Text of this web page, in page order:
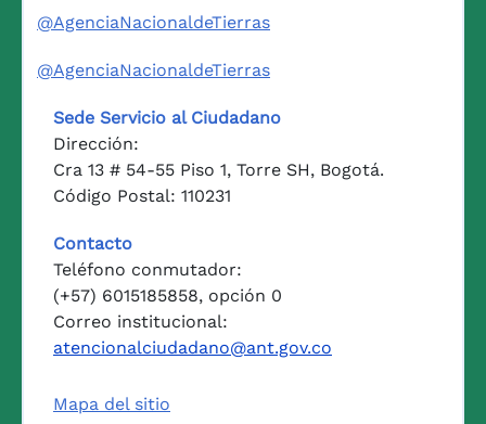
@AgenciaNacionaldeTierras
@AgenciaNacionaldeTierras
Sede Servicio al Ciudadano
Dirección:
Cra 13 # 54-55 Piso 1, Torre SH, Bogotá.
Código Postal: 110231
Contacto
Teléfono conmutador:
(+57) 6015185858, opción 0
Correo institucional:
atencionalciudadano@ant.gov.co
Mapa del sitio